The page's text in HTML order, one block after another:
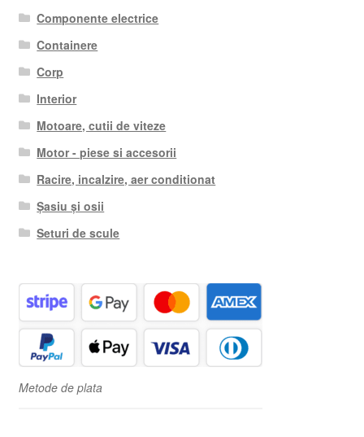
Componente electrice
Containere
Corp
Interior
Motoare, cutii de viteze
Motor - piese si accesorii
Racire, incalzire, aer conditionat
Șasiu și osii
Seturi de scule
Metode de plata